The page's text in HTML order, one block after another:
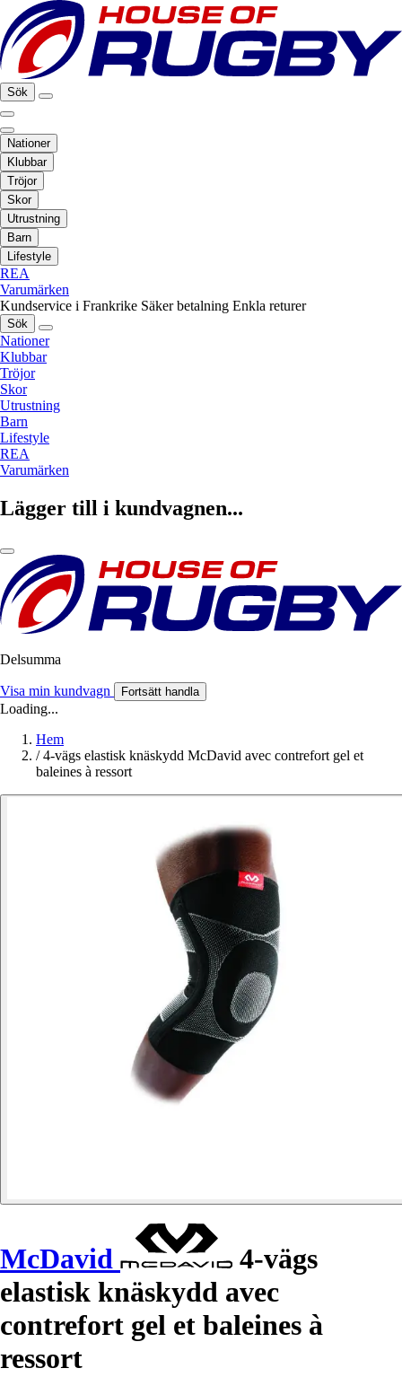
Sök
Nationer
Klubbar
Tröjor
Skor
Utrustning
Barn
Lifestyle
REA
Varumärken
Kundservice i Frankrike Säker betalning Enkla returer
Sök
Nationer
Klubbar
Tröjor
Skor
Utrustning
Barn
Lifestyle
REA
Varumärken
Lägger till i kundvagnen...
Delsumma
Visa min kundvagn Fortsätt handla
Loading...
Hem
/ 4-vägs elastisk knäskydd McDavid avec contrefort gel et
baleines à ressort
McDavid
4-vägs
elastisk knäskydd avec
contrefort gel et baleines à
ressort